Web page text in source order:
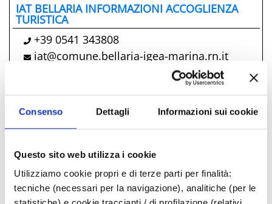
Consenso Dettagli Informazioni sui cookie
Questo sito web utilizza i cookie
Utilizziamo cookie propri e di terze parti per finalità:
tecniche (necessari per la navigazione), analitiche (per le
IAT BELLARIA INFORMAZIONI ACCOGLIENZA
TURISTICA
+39 0541 343808
iat@comune.bellaria-igea-marina.rn.it
Comune di Bellaria Igea Marina
propone anche
Fuochi di ferragosto
Onde di Vino
Messa Rock